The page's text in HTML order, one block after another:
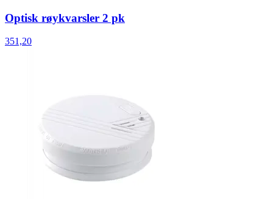
Optisk røykvarsler 2 pk
351,20